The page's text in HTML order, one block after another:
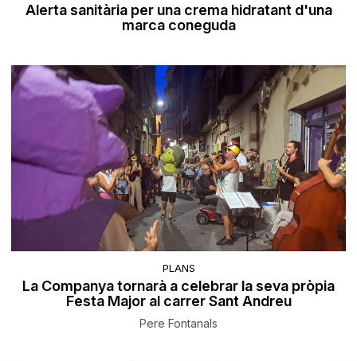
Alerta sanitària per una crema hidratant d'una
marca coneguda
PLANS
La Companya tornarà a celebrar la seva pròpia
Festa Major al carrer Sant Andreu
Pere Fontanals